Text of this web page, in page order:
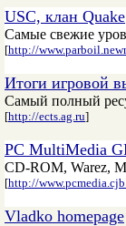
USC, клан Quake
Самые свежие
[http://
Итоги игровой
Самый полный
[http://ects.ag.ru]
PC MultiMedia
CD-ROM, Warez,
[http://
Vladko homepage